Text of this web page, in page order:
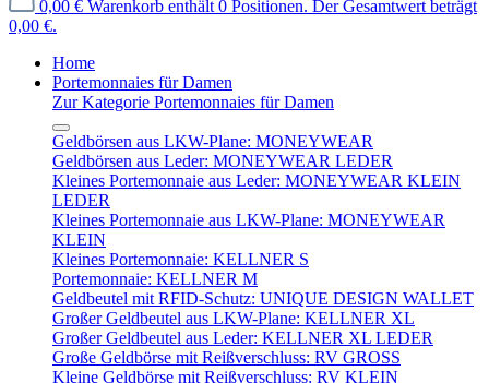
0,00 € Warenkorb enthält 0 Positionen. Der Gesamtwert beträgt
0,00 €.
Home
Portemonnaies für Damen
Zur Kategorie Portemonnaies für Damen
Geldbörsen aus LKW-Plane: MONEYWEAR
Geldbörsen aus Leder: MONEYWEAR LEDER
Kleines Portemonnaie aus Leder: MONEYWEAR KLEIN
LEDER
Kleines Portemonnaie aus LKW-Plane: MONEYWEAR
KLEIN
Kleines Portemonnaie: KELLNER S
Portemonnaie: KELLNER M
Geldbeutel mit RFID-Schutz: UNIQUE DESIGN WALLET
Großer Geldbeutel aus LKW-Plane: KELLNER XL
Großer Geldbeutel aus Leder: KELLNER XL LEDER
Große Geldbörse mit Reißverschluss: RV GROSS
Kleine Geldbörse mit Reißverschluss: RV KLEIN